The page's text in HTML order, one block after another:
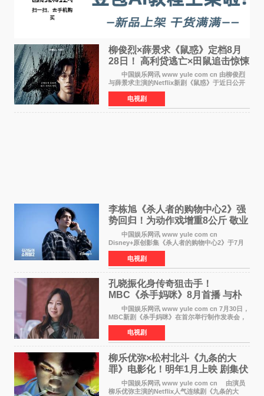
柳俊烈×薛景求《鼠惑》定档8月
28日！ 高利贷逃亡×田鼠追击惊悚
来袭
中国娱乐网讯 www yule com cn 由柳俊烈
与薛景求主演的Netflix新剧《鼠惑》于近日公开
主海报，正式定档8月28日上线。 海报中，柳
俊烈与薛景求背对背站立，各自朝向相反方向，
幽暗的色调与
电视剧
李栋旭《杀人者的购物中心2》强
势回归！为动作戏增重8公斤 敬业
获赞
中国娱乐网讯 www yule com cn
Disney+原创影集《杀人者的购物中心2》于7月
22日正式上线，由男神李栋旭主演的郑进湾以2 0
完全体强势回归。该剧第一季曾被《纽约时报》
评选为全球最佳影集之一
电视剧
孔晓振化身传奇狙击手！
MBC《杀手妈咪》8月首播 与朴
恩斌展开收视对决
中国娱乐网讯 www yule com cn 7月30日，
MBC新剧《杀手妈咪》在首尔举行制作发表会，
主演孔晓振、郑准元、李相二、无真星、崔宇
成、李银泉等人一同出席，为新剧宣传造势。这
是孔晓振继《毛骨
电视剧
柳乐优弥×松村北斗《九条的大
罪》电影化！明年1月上映 剧集伏
笔将全面揭晓
中国娱乐网讯 www yule com cn 由演员
柳乐优弥主演的Netflix人气连续剧《九条的大